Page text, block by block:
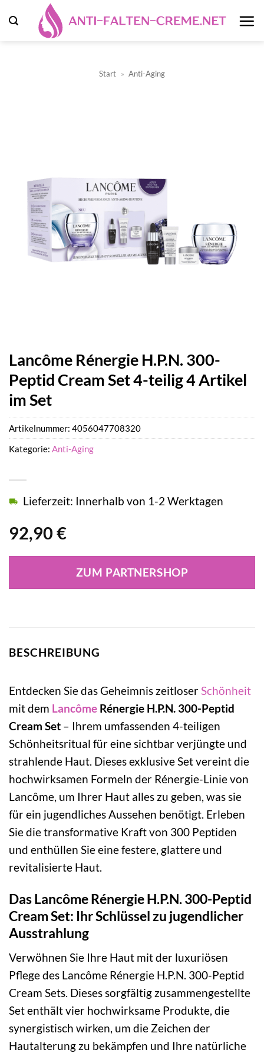
Inhalt
Start » Anti-Aging
Lancôme Rénergie H.P.N. 300-
Peptid Cream Set 4-teilig 4 Artikel
im Set
92,90 €
Lieferzeit: Innerhalb von 1-2 Werktagen
ZUM PARTNERSHOP
Artikelnummer: 4056047708320
Kategorie: Anti-Aging
BESCHREIBUNG
Entdecken Sie das Geheimnis zeitloser Schönheit
mit dem Lancôme Rénergie H.P.N. 300-Peptid
Cream Set – Ihrem umfassenden 4-teiligen
Schönheitsritual für eine sichtbar verjüngte und
strahlende Haut. Dieses exklusive Set vereint die
hochwirksamen Formeln der Rénergie-Linie von
Lancôme, um Ihrer Haut alles zu geben, was sie
für ein jugendliches Aussehen benötigt. Erleben
Sie die transformative Kraft von 300 Peptiden
und enthüllen Sie eine festere, glattere und
revitalisierte Haut.
Das Lancôme Rénergie H.P.N. 300-Peptid
Cream Set: Ihr Schlüssel zu jugendlicher
Ausstrahlung
Verwöhnen Sie Ihre Haut mit der luxuriösen
Pflege des Lancôme Rénergie H.P.N. 300-Peptid
Cream Sets. Dieses sorgfältig zusammengestellte
Set enthält vier hochwirksame Produkte, die
synergistisch wirken, um die Zeichen der
Hautalterung zu bekämpfen und Ihre natürliche